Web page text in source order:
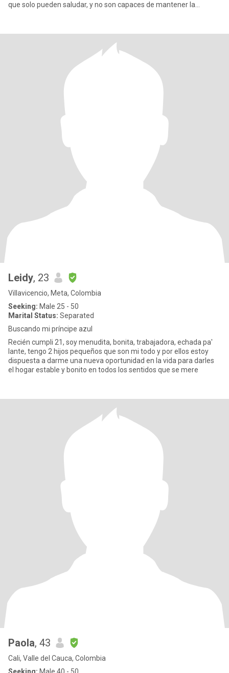
que solo pueden saludar, y no son capaces de mantener la
Leidy, 23
Villavicencio, Meta, Colombia
Seeking: Male 25 - 50
Marital Status: Separated
Buscando mi príncipe azul
Recién cumpli 21, soy menudita, bonita, trabajadora, echada pa'
lante, tengo 2 hijos pequeños que son mi todo y por ellos estoy
dispuesta a darme una nueva oportunidad en la vida para darles
el hogar estable y bonito en todos los sentidos que se mere
Paola, 43
Cali, Valle del Cauca, Colombia